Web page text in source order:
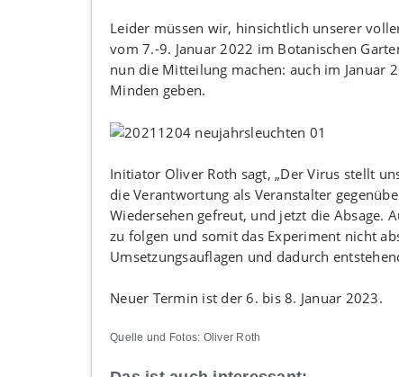
Leider müssen wir, hinsichtlich unserer
vom 7.-9. Januar 2022 im Botanischen
nun die Mitteilung machen: auch im Januar
Minden geben.
Initiator Oliver Roth sagt, „Der Virus stellt
die Verantwortung als Veranstalter
Wiedersehen gefreut, und jetzt die Absage.
zu folgen und somit das Experiment nicht
Umsetzungsauflagen und dadurch
Neuer Termin ist der 6. bis 8. Januar 2023.
Quelle und Fotos: Oliver Roth